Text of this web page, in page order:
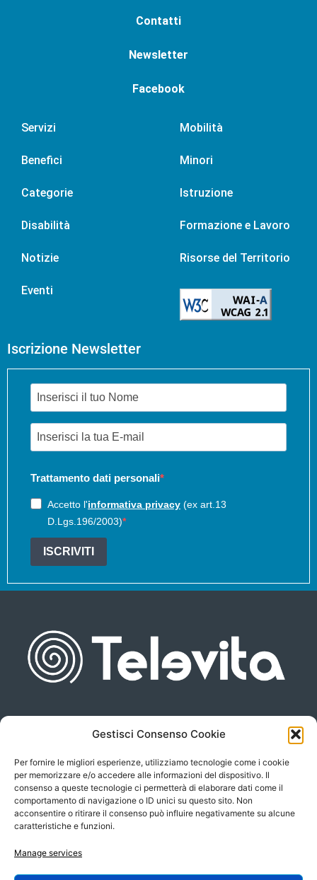
Gestisci Consenso Cookie
Per fornire le migliori esperienze, utilizziamo tecnologie come i cookie
per memorizzare e/o accedere alle informazioni del dispositivo. Il
consenso a queste tecnologie ci permetterà di elaborare dati come il
comportamento di navigazione o ID unici su questo sito. Non
acconsentire o ritirare il consenso può influire negativamente su alcune
caratteristiche e funzioni.
Manage services
Contatti
Newsletter
Facebook
Servizi
Benefici
Categorie
Disabilità
Notizie
Eventi
Mobilità
Minori
Istruzione
Formazione e Lavoro
Risorse del Territorio
Iscrizione Newsletter
Trattamento dati personali
Accetto l'informativa privacy (ex art.13
D.Lgs.196/2003)
ISCRIVITI
Piazza san Giovanni, 6
P.Iva 00566630323
info@televita.it